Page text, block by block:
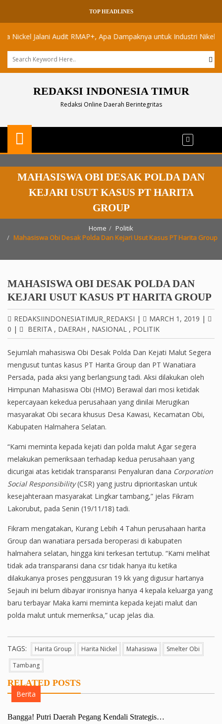
TOP HEADLINES
Jalani Audit RMAP+, Apa Dampaknya untuk Industri Nikel Maluku
REDAKSI INDONESIA TIMUR
Redaksi Online Daerah Berintegritas
MAHASISWA OBI DESAK POLDA DAN
KEJARI USUT KASUS PT HARITA
GROUP
Home
Politik
Mahasiswa Obi Desak Polda Dan Kejari Usut Kasus PT Harita Group
MAHASISWA OBI DESAK POLDA DAN
KEJARI USUT KASUS PT HARITA GROUP
REDAKSIINDONESIATIMUR_REDAKSI | MARCH 1, 2019 |
0 | BERITA , DAERAH , NASIONAL , POLITIK
Sejumlah mahasiswa Obi Desak Polda Dan Kejati Malut Segera
mengusut tuntas kasus PT Harita Group dan PT Wanatiara
Persada, pada aksi yang berlangsung tadi. Aksi dilakukan oleh
Himpunan Mahasiswa Obi (HMO) Berawal dari mosi ketidak
kepercayaan kekedua perusahaan yang dinilai Merugikan
masyarakat Obi secara khusus Desa Kawasi, Kecamatan Obi,
Kabupaten Halmahera Selatan.
“Kami meminta kepada kejati dan polda malut Agar segera
melakukan pemeriksaan terhadap kedua perusahaan yang
dicurigai atas ketidak transparansi Penyaluran dana Corporation
Social Responsibility(CSR) yang justru diprioritaskan untuk
kesejahteraan masyarakat Lingkar tambang,” jelas Fikram
Lakorubut, pada Senin (19/11/18) tadi.
Fikram mengatakan, Kurang Lebih 4 Tahun perusahaan harita
Group dan wanatiara persada beroperasi di kabupaten
halmahera selatan, hingga kini terkesan tertutup. “Kami melihat
tidak ada transparansi dana csr tidak hanya itu ketika
dilakukanya proses penggusuran 19 kk yang digusur hartanya
Sejauh ini belum dibayar ironisnya hanya 4 kepala keluarga yang
baru terbayar Maka kami meminta kepada kejati malut dan
polda malut untuk memeriksa,” ucap jelas dia.
TAGS: Harita Group Harita Nickel Mahasiswa
Smelter Obi
Tambang
RELATED POSTS
Berita
Bangga! Putri Daerah Pegang Kendali Strategis…